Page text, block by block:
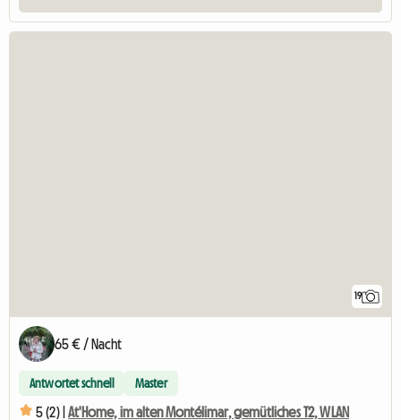
19
65 € / Nacht
Antwortet schnell Master
5 (2) | At'Home, im alten Montélimar, gemütliches T2, WLAN